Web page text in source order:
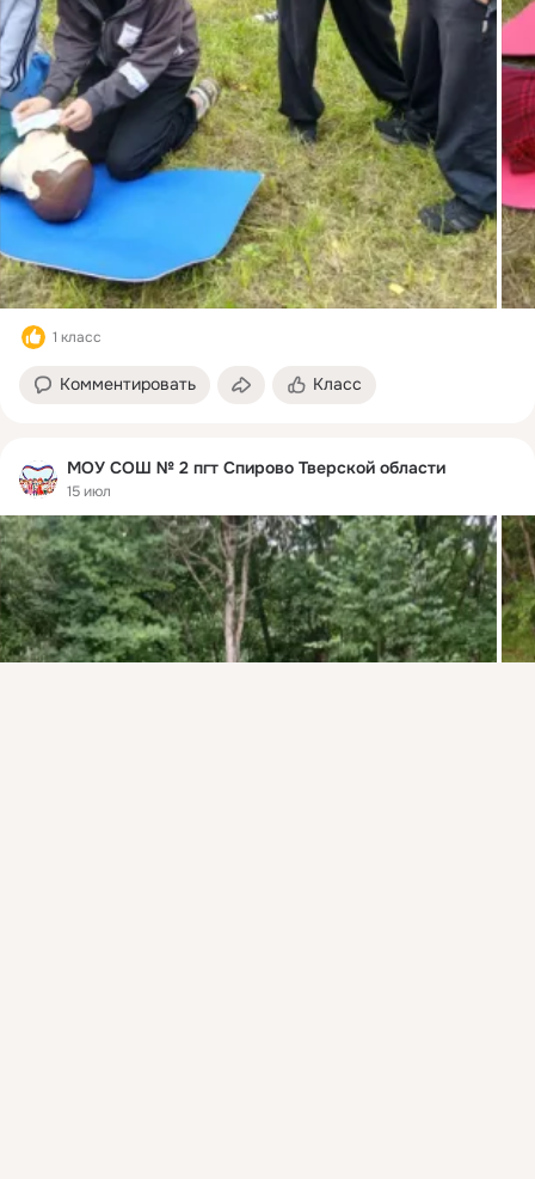
1 класс
Комментировать Класс
МОУ СОШ № 2 пгт Спирово Тверской области
15 июл